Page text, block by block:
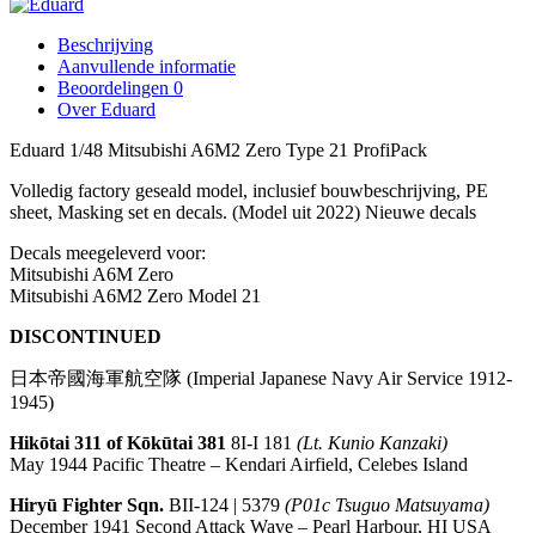
Beschrijving
Aanvullende informatie
Beoordelingen 0
Over Eduard
Eduard 1/48 Mitsubishi A6M2 Zero Type 21 ProfiPack
Volledig factory geseald model, inclusief bouwbeschrijving, PE
sheet, Masking set en decals. (Model uit 2022) Nieuwe decals
Decals meegeleverd voor:
Mitsubishi A6M Zero
Mitsubishi A6M2 Zero Model 21
DISCONTINUED
日本帝國海軍航空隊 (Imperial Japanese Navy Air Service 1912-
1945)
Hikōtai 311 of Kōkūtai 381 8I-I 181 (Lt. Kunio Kanzaki)
May 1944 Pacific Theatre – Kendari Airfield, Celebes Island
Hiryū Fighter Sqn. BII-124 | 5379 (P01c Tsuguo Matsuyama)
December 1941 Second Attack Wave – Pearl Harbour, HI USA